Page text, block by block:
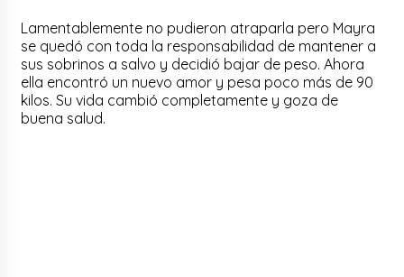
Lamentablemente no pudieron atraparla pero Mayra
se quedó con toda la responsabilidad de mantener a
sus sobrinos a salvo y decidió bajar de peso. Ahora
ella encontró un nuevo amor y pesa poco más de 90
kilos. Su vida cambió completamente y goza de
buena salud.